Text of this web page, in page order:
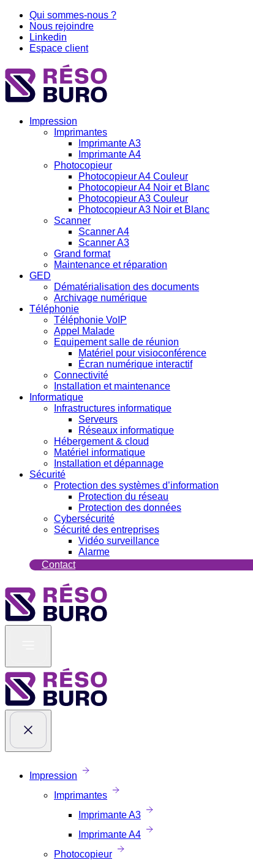
Aller
contenu
Qui sommes-nous ?
Nous rejoindre
Linkedin
Espace client
Impression
Imprimantes
Imprimante A3
Imprimante A4
Photocopieur
Photocopieur A4 Couleur
Photocopieur A4 Noir et Blanc
Photocopieur A3 Couleur
Photocopieur A3 Noir et Blanc
Scanner
Scanner A4
Scanner A3
Grand format
Maintenance et réparation
GED
Dématérialisation des documents
Archivage numérique
Téléphonie
Téléphonie VoIP
Appel Malade
Equipement salle de réunion
Matériel pour visioconférence
Écran numérique interactif
Connectivité
Installation et maintenance
Informatique
Infrastructures informatique
Serveurs
Réseaux informatique
Hébergement & cloud
Matériel informatique
Installation et dépannage
Sécurité
Protection des systèmes d’information
Protection du réseau
Protection des données
Cybersécurité
Sécurité des entreprises
Vidéo surveillance
Alarme
Contact
Impression
Imprimantes
Imprimante A3
Imprimante A4
Photocopieur